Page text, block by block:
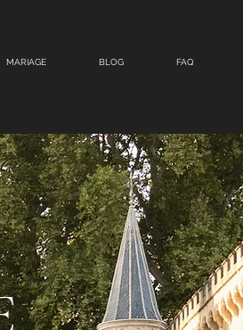
MARIAGE BLOG FAQ